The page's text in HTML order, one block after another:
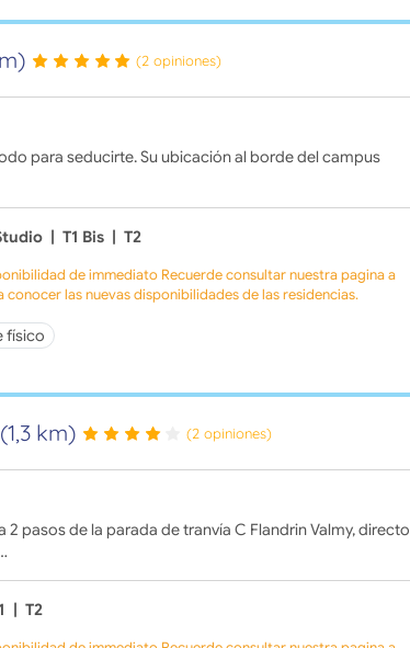
(2 opiniones)
para seducirte. Su ubicación al borde del campus
| T1 Bis | T2
de immediato Recuerde consultar nuestra pagina a
conocer las nuevas disponibilidades de las residencias.
físico
(1,3 km) (2 opiniones)
pasos de la parada de tranvía C Flandrin Valmy, directo
| T2